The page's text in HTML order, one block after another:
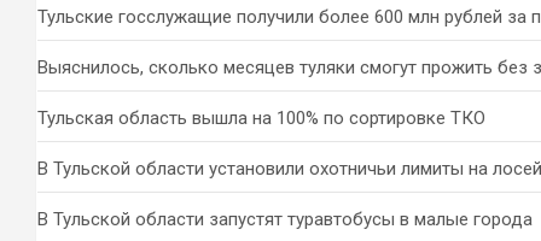
Тульские госслужащие получили более 600 млн рублей за
Выяснилось, сколько месяцев туляки смогут прожить без
Тульская область вышла на 100% по сортировке ТКО
В Тульской области установили охотничьи лимиты на
В Тульской области запустят туравтобусы в малые города